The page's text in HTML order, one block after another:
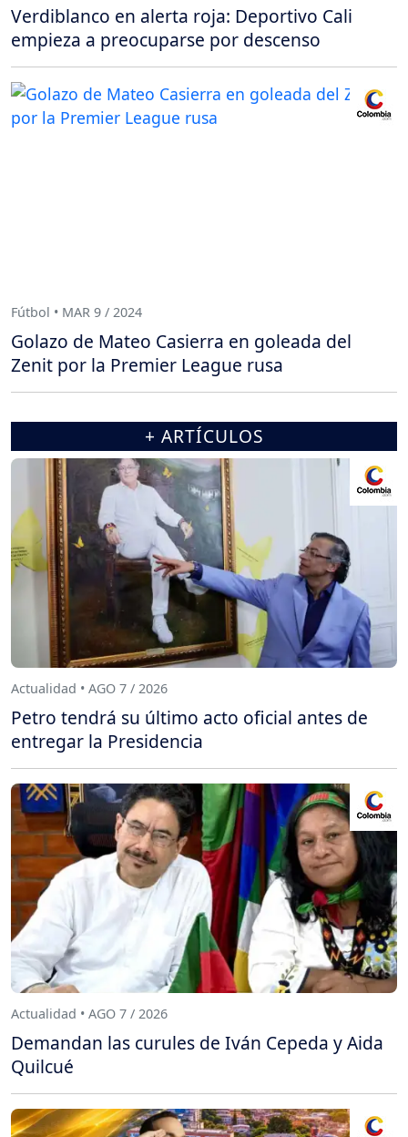
Verdiblanco en alerta roja: Deportivo Cali
empieza a preocuparse por descenso
Fútbol • MAR 9 / 2024
Golazo de Mateo Casierra en goleada del
Zenit por la Premier League rusa
+ ARTÍCULOS
Actualidad • AGO 7 / 2026
Petro tendrá su último acto oficial antes de
entregar la Presidencia
Actualidad • AGO 7 / 2026
Demandan las curules de Iván Cepeda y Aida
Quilcué